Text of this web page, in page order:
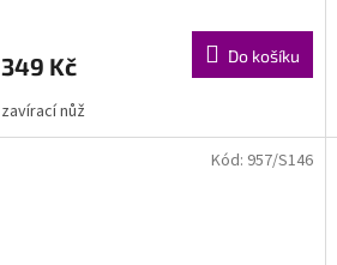
349 Kč Do košíku
zavírací nůž
Kód: 957/S146